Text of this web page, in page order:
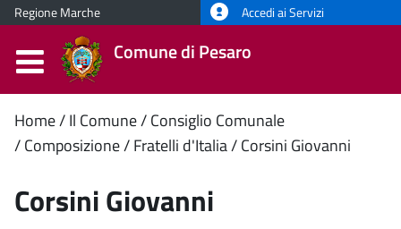
Regione Marche Accedi ai Servizi
Comune di Pesaro
Contenuto
principale
Home Il Comune Consiglio Comunale
Composizione Fratelli d'Italia Corsini Giovanni
Corsini Giovanni